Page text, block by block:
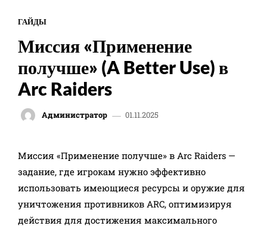
ГАЙДЫ
Миссия «Применение
получше» (A Better Use) в
Arc Raiders
Администратор 01.11.2025
Миссия «Применение получше» в Arc Raiders —
задание, где игрокам нужно эффективно
использовать имеющиеся ресурсы и оружие для
уничтожения противников ARC, оптимизируя
действия для достижения максимального